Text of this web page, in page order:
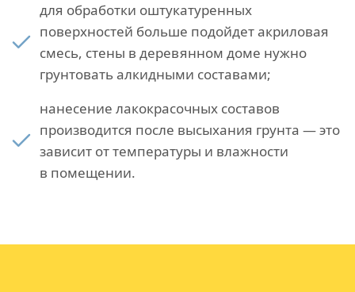
для обработки оштукатуренных
поверхностей больше подойдет акриловая
смесь, стены в деревянном доме нужно
грунтовать алкидными составами;
нанесение лакокрасочных составов
производится после высыхания грунта — это
зависит от температуры и влажности
в помещении.